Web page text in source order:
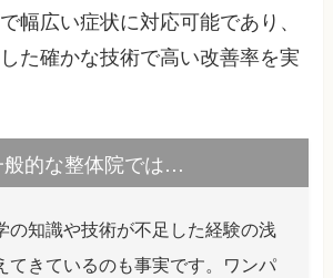
幅広い症状に対応可能であり、
た確かな技術で高い改善率を実
般的な整体院では…
の知識や技術が不足した経験の浅
てきているのも事実です。ワンパ